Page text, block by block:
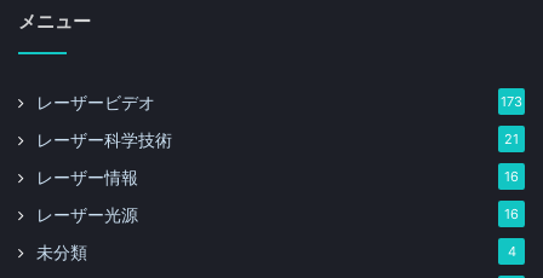
メニュー
レーザービデオ 173
レーザー科学技術 21
レーザー情報 16
レーザー光源 16
未分類 4